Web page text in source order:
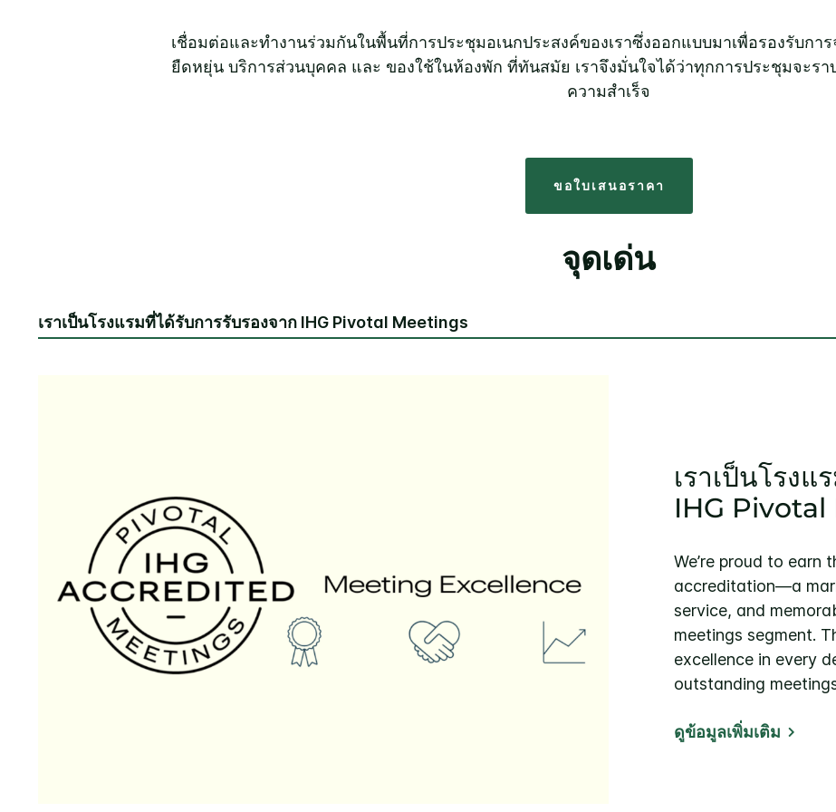
เชื่อมต่อและทำงานร่วมกันในพื้นที่การประชุมอเนกประสงค์ของเราซึ่งออกแบบมาเพื่อรองรับก
ยืดหยุ่น บริการส่วนบุคคล และ ของใช้ในห้องพัก ที่ทันสมัย เราจึงมั่นใจได้ว่าทุกการประชุมจะร
ความสำเร็จ
ขอใบเสนอราคา
จุดเด่น
เราเป็นโรงแรมที่ได้รับการรับรองจาก IHG Pivotal Meetings
เราเป็นโรง
IHG
We’re proud to earn
accreditation—a
service, and
meetings segment.
excellence in every
outstanding
ดูข้อมูลเพิ่มเติม